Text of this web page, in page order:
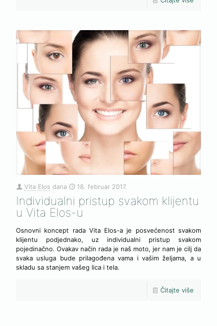
Vita Elos dana 18. februar 2017.
Individualni pristup svakom klijentu
u Vita Elos-u
Osnovni koncept rada Vita Elos-a je posvećenost svakom
klijentu podjednako, uz individualni pristup svakom
pojedinačno. Ovakav način rada je naš moto, jer nam je cilj da
svaka usluga bude prilagođena vama i vašim željama, a u
skladu sa stanjem vašeg lica i tela.
Čitajte više